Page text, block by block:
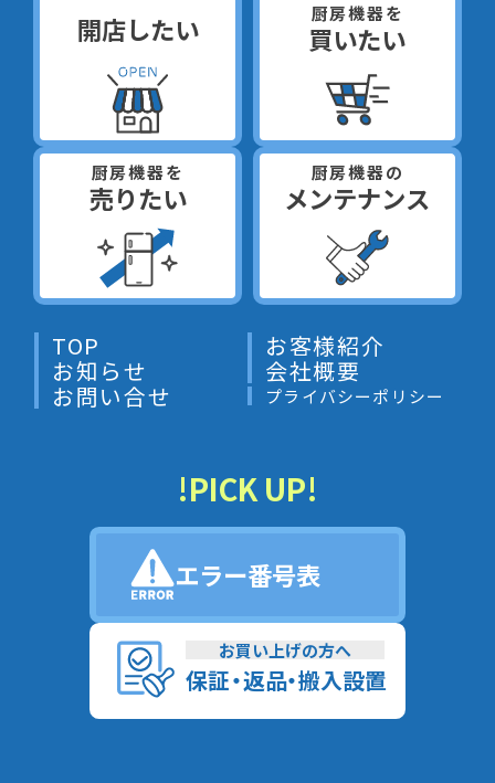
開店したい 厨房機器を
買いたい
厨房機器を
売りたい
厨房機器の
メンテナンス
TOP お客様紹介
お知らせ 会社概要
お問い合せ プライバシーポリシー
!PICK UP!
エラー番号表
お買い上げの方へ
保証・返品・搬入設置